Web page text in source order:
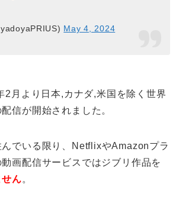
May 4, 2024
2月より日本,カナダ,米国を除く世界
信が開始されました。
でいる限り、NetflixやAmazonプラ
画配信サービスではジブリ作品を
ん。